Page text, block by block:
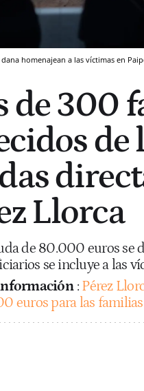
homenajean a las víctimas en
de 300
de
Llorca
de 80.000 euros se
se incluye a las
: Pérez
euros para las